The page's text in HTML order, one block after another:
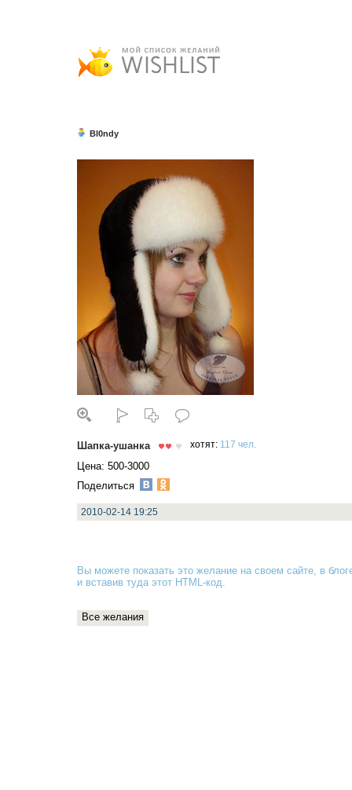
Bl0ndy
Шапка-ушанка хотят: 117 чел.
Цена: 500-3000
Поделиться
2010-02-14 19:25
Вы можете показать это желание на своем сайте, в
и вставив туда этот HTML-код.
Все желания